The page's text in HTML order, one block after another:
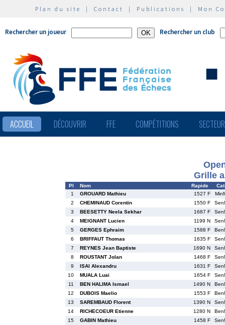
Plan du site | Contact | Publications | Mon
Rechercher un joueur Rechercher un club
ACCUEIL DÉCOUVRIR FFE COMPÉTITIONS
Grille
Pl Nom Rapide
1
GROUARD Mathieu 1527 F
2
CHEMINAUD Corentin 1550 F
3
BEESETTY Neela Sekhar 1687 F
4
MEIGNANT Lucien 1199 N
5
GERGES Ephraim 1588 F
6
BRIFFAUT Thomas 1635 F
7
REYNES Jean Baptiste 1690 N
8
ROUSTANT Jolan 1468 F
9
ISAI Alexandru 1631 F
10
MUALA Luai 1654 F
11
BEN HALIMA Ismael 1490 N
12
DUBOIS Maelio 1553 F
13
SAREMBAUD Florent 1390 N
14
RICHECOEUR Etienne 1280 N
15
GABIN Mathieu 1458 F